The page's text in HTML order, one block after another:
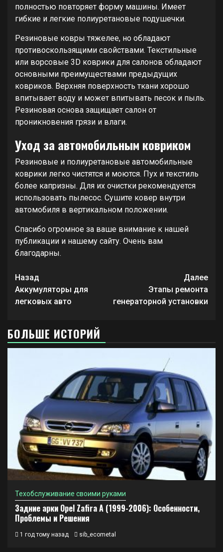
полностью повторяет форму машины. Имеет
гибкие и легкие полиуретановые подушечки.
Резиновые ковры тяжелее, но обладают
противоскользящими свойствами. Текстильные
или ворсовые 3D коврики для салонов обладают
основными преимуществами предыдущих
ковриков. Верхняя поверхность ткани хорошо
впитывает воду и может впитывать песок и пыль.
Резиновая основа защищает салон от
проникновения грязи и влаги.
Уход за автомобильным ковриком
Резиновые и полиуретановые автомобильные
коврики легко чистятся и моются. Пух и текстиль
более капризны. Для их очистки рекомендуется
использовать пылесос. Сушите ковер внутри
автомобиля в вертикальном положении.
Спасибо огромное за ваше внимание к нашей
публикации и нашему сайту. Очень вам
благодарны.
Продолжить
чтение
Назад
Аккумуляторы для
легковых авто
Далее
Этапы ремонта
генераторной установки
БОЛЬШЕ ИСТОРИЙ
Техобслуживание своими руками
Задние арки Opel Zafira A (1999-2006): Особенности,
Проблемы и Решения
1 год тому назад sib_ecometal